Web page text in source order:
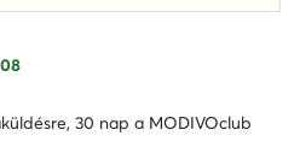
30 nap a MODIVOclub